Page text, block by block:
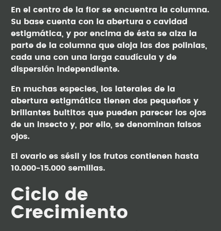
En el centro de la flor se encuentra la columna.
Su base cuenta con la abertura o cavidad
estigmática, y por encima de ésta se alza la
parte de la columna que aloja las dos polinias,
cada una con una larga caudícula y de
dispersión independiente.
En muchas especies, los laterales de la
abertura estigmática tienen dos pequeños y
brillantes bultitos que pueden parecer los ojos
de un insecto y, por ello, se denominan falsos
ojos.
El ovario es sésil y los frutos contienen hasta
10.000-15.000 semillas.
Ciclo de
Crecimiento